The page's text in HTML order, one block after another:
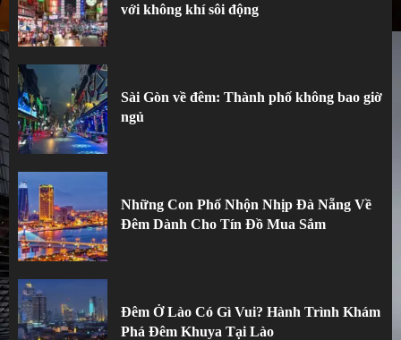
với không khí sôi động
Sài Gòn về đêm: Thành phố không bao giờ
ngủ
Những Con Phố Nhộn Nhịp Đà Nẵng Về
Đêm Dành Cho Tín Đồ Mua Sắm
Đêm Ở Lào Có Gì Vui? Hành Trình Khám
Phá Đêm Khuya Tại Lào